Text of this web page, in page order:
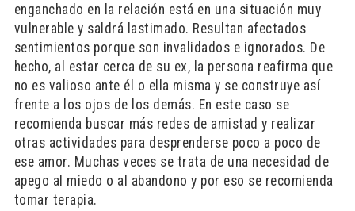
enganchado en la relación está en una situación muy
vulnerable y saldrá lastimado. Resultan afectados
sentimientos porque son invalidados e ignorados. De
hecho, al estar cerca de su ex, la persona reafirma que
no es valioso ante él o ella misma y se construye así
frente a los ojos de los demás. En este caso se
recomienda buscar más redes de amistad y realizar
otras actividades para desprenderse poco a poco de
ese amor. Muchas veces se trata de una necesidad de
apego al miedo o al abandono y por eso se recomienda
tomar terapia.